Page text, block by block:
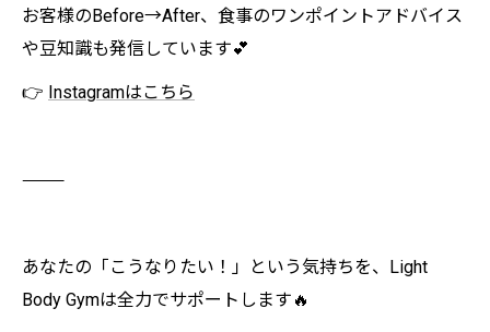
お客様のBefore→After、食事のワンポイントアドバイス
や豆知識も発信しています💕
👉 Instagramはこちら
⸻
あなたの「こうなりたい！」という気持ちを、Light
Body Gymは全力でサポートします🔥